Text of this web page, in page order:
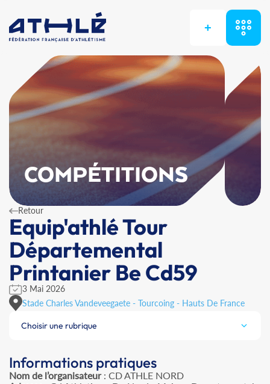
+
COMPÉTITIONS
Retour
Equip'athlé Tour
Départemental
Printanier Be Cd59
3 Mai 2026
Stade Charles Vandeveegaete - Tourcoing - Hauts De France
Choisir une rubrique
Informations pratiques
Nom de l’organisateur: CD ATHLE NORD